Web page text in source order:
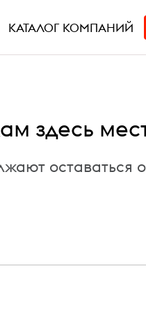
КАТАЛОГ КОМПАНИЙ
здесь
оставаться